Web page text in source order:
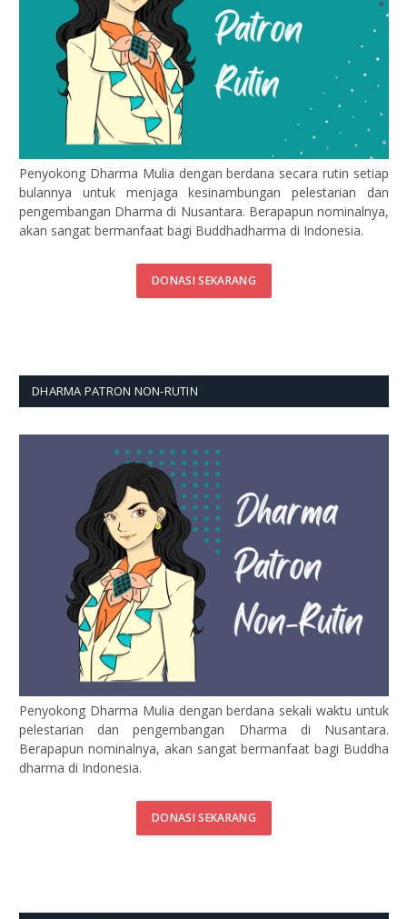
Penyokong Dharma Mulia dengan berdana secara rutin setiap
bulannya untuk menjaga kesinambungan pelestarian dan
pengembangan Dharma di Nusantara. Berapapun nominalnya,
akan sangat bermanfaat bagi Buddhadharma di Indonesia.
DONASI SEKARANG
DHARMA PATRON NON-RUTIN
Penyokong Dharma Mulia dengan berdana sekali waktu untuk
pelestarian dan pengembangan Dharma di Nusantara.
Berapapun nominalnya, akan sangat bermanfaat bagi Buddha
dharma di Indonesia.
DONASI SEKARANG